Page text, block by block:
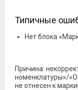
Типичные
Нет блока
Причина:
номенклатуры»/
не отнесен к